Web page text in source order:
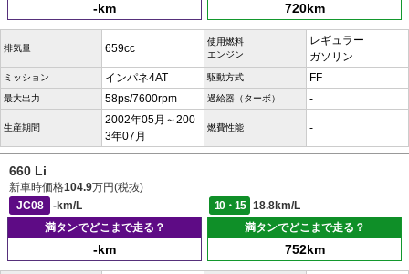
-km 720km
排気量 659cc
使用燃料
エンジン
レギュラー
ガソリン
ミッション インパネ4AT 駆動方式 FF
最大出力 58ps/7600rpm 過給器（ターボ） -
生産期間
2002年05月～200
3年07月
燃費性能 -
660 Li
新車時価格104.9万円(税抜)
JC08
-km/L 10・15
18.8km/L
満タンでどこまで走る？
-km
満タンでどこまで走る？
752km